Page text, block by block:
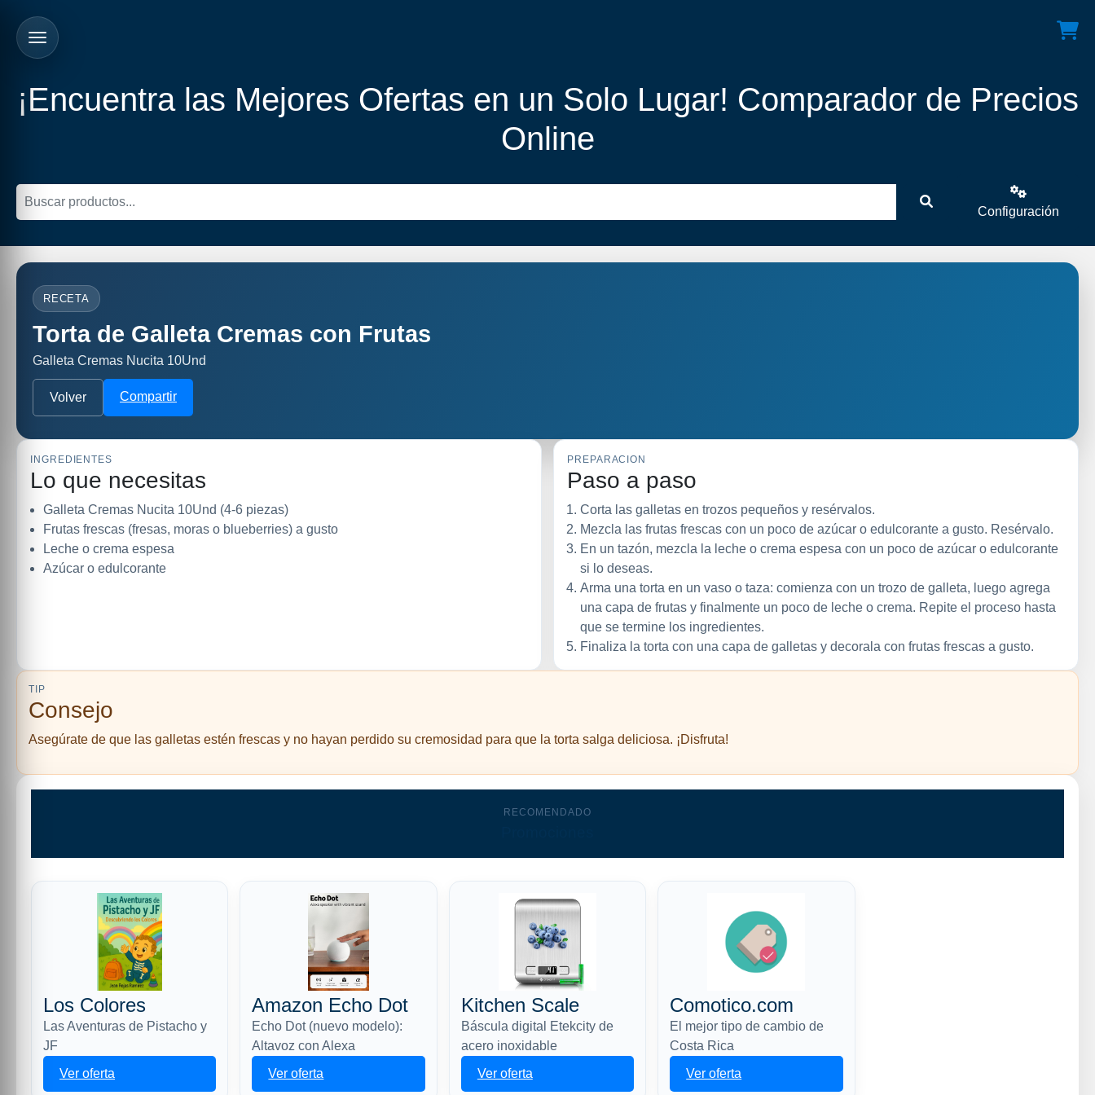
¡Encuentra las Mejores Ofertas en un Solo Lugar! Comparador de Precios
Online
Configuración
RECETA
Torta de Galleta Cremas con Frutas
Galleta Cremas Nucita 10Und
Volver Compartir
INGREDIENTES
Lo que necesitas
Galleta Cremas Nucita 10Und (4-6 piezas)
Frutas frescas (fresas, moras o blueberries) a gusto
Leche o crema espesa
Azúcar o edulcorante
PREPARACION
Paso a paso
Corta las galletas en trozos pequeños y resérvalos.
Mezcla las frutas frescas con un poco de azúcar o edulcorante a gusto. Resérvalo.
En un tazón, mezcla la leche o crema espesa con un poco de azúcar o edulcorante
si lo deseas.
Arma una torta en un vaso o taza: comienza con un trozo de galleta, luego agrega
una capa de frutas y finalmente un poco de leche o crema. Repite el proceso hasta
que se termine los ingredientes.
Finaliza la torta con una capa de galletas y decorala con frutas frescas a gusto.
TIP
Consejo
Asegúrate de que las galletas estén frescas y no hayan perdido su cremosidad para que la torta salga deliciosa. ¡Disfruta!
RECOMENDADO
Los Colores
Las Aventuras de Pistacho y
JF
Ver oferta
Amazon Echo Dot
Echo Dot (nuevo modelo):
Altavoz con Alexa
Ver oferta
Kitchen Scale
Báscula digital Etekcity de
acero inoxidable
Ver oferta
Comotico.com
El mejor tipo de cambio de
Costa Rica
Ver oferta